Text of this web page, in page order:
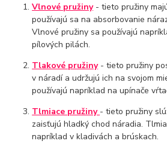
Vlnové pružiny- tieto pružiny
používajú sa na absorbovanie
Vlnové pružiny sa používajú
pílových pilách.
Tlakové pružiny- tieto pružiny
v náradí a udržujú ich na svojom
používajú napríklad na upínače
Tlmiace pružiny - tieto pružiny
zaisťujú hladký chod náradia.
napríklad v kladivách a brúskach.